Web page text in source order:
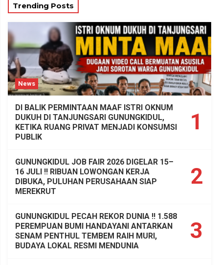
Trending Posts
News
1
DI BALIK PERMINTAAN MAAF ISTRI OKNUM
DUKUH DI TANJUNGSARI GUNUNGKIDUL,
KETIKA RUANG PRIVAT MENJADI KONSUMSI
PUBLIK
2
GUNUNGKIDUL JOB FAIR 2026 DIGELAR 15–
16 JULI !! RIBUAN LOWONGAN KERJA
DIBUKA, PULUHAN PERUSAHAAN SIAP
MEREKRUT
3
GUNUNGKIDUL PECAH REKOR DUNIA !! 1.588
PEREMPUAN BUMI HANDAYANI ANTARKAN
SENAM PENTHUL TEMBEM RAIH MURI,
BUDAYA LOKAL RESMI MENDUNIA